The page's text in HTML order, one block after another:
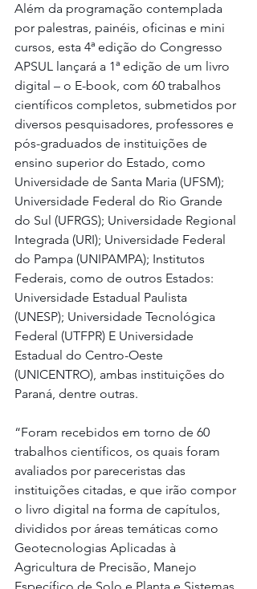
Além da programação contemplada
por palestras, painéis, oficinas e mini
cursos, esta 4ª edição do Congresso
APSUL lançará a 1ª edição de um livro
digital – o E-book, com 60 trabalhos
científicos completos, submetidos por
diversos pesquisadores, professores e
pós-graduados de instituições de
ensino superior do Estado, como
Universidade de Santa Maria (UFSM);
Universidade Federal do Rio Grande
do Sul (UFRGS); Universidade Regional
Integrada (URI); Universidade Federal
do Pampa (UNIPAMPA); Institutos
Federais, como de outros Estados:
Universidade Estadual Paulista
(UNESP); Universidade Tecnológica
Federal (UTFPR) E Universidade
Estadual do Centro-Oeste
(UNICENTRO), ambas instituições do
Paraná, dentre outras.
“Foram recebidos em torno de 60
trabalhos científicos, os quais foram
avaliados por pareceristas das
instituições citadas, e que irão compor
o livro digital na forma de capítulos,
divididos por áreas temáticas como
Geotecnologias Aplicadas à
Agricultura de Precisão, Manejo